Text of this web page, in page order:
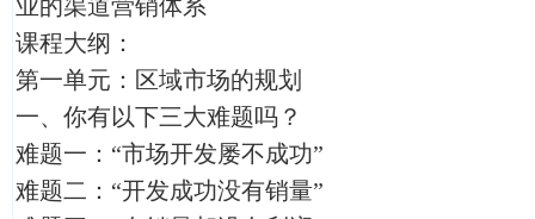
业的渠道营销体系
课程大纲：
第一单元：区域市场的规划
一、你有以下三大难题吗？
难题一：“市场开发屡不成功”
难题二：“开发成功没有销量”